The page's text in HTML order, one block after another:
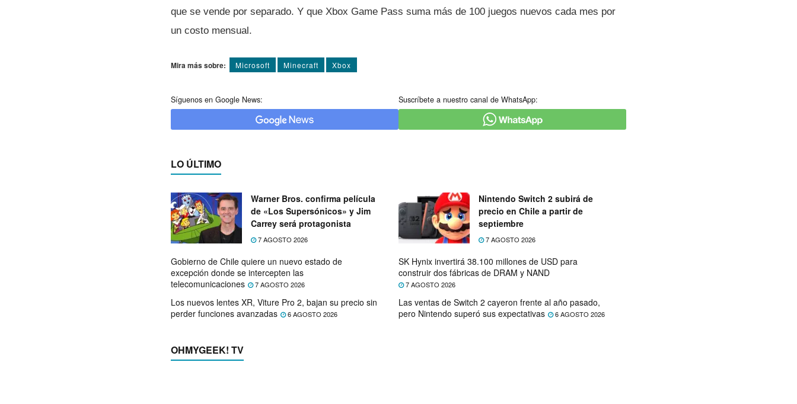
que se vende por separado. Y que Xbox Game Pass suma más de 100 juegos nuevos cada mes por
un costo mensual.
Mira más sobre: Microsoft Minecraft Xbox
Síguenos en Google News: Suscríbete a nuestro canal de WhatsApp:
LO ÚLTIMO
Warner Bros. confirma película
de «Los Supersónicos» y Jim
Carrey será protagonista
7 AGOSTO 2026
Nintendo Switch 2 subirá de
precio en Chile a partir de
septiembre
7 AGOSTO 2026
Gobierno de Chile quiere un nuevo estado de
excepción donde se intercepten las
telecomunicaciones
7 AGOSTO 2026
SK Hynix invertirá 38.100 millones de USD para
construir dos fábricas de DRAM y NAND
7 AGOSTO 2026
Los nuevos lentes XR, Viture Pro 2, bajan su precio sin
perder funciones avanzadas
6 AGOSTO 2026
Las ventas de Switch 2 cayeron frente al año pasado,
pero Nintendo superó sus expectativas
6 AGOSTO 2026
OHMYGEEK! TV